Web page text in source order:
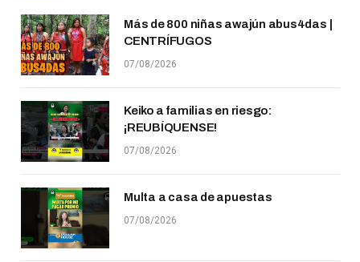
Más de 800 niñas awajún abus4das |
CENTRÍFUGOS
07/08/2026
Keiko a familias en riesgo:
¡REUBÍQUENSE!
07/08/2026
Multa a casa de apuestas
07/08/2026